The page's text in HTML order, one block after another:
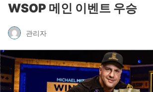
WSOP 메인 이벤트 우승
관리자